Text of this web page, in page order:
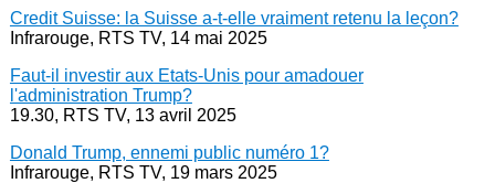
Credit Suisse: la Suisse a-t-elle vraiment retenu la leçon?
Infrarouge, RTS TV, 14 mai 2025
Faut-il investir aux Etats-Unis pour amadouer
l'administration Trump?
19.30, RTS TV, 13 avril 2025
Donald Trump, ennemi public numéro 1?
Infrarouge, RTS TV, 19 mars 2025